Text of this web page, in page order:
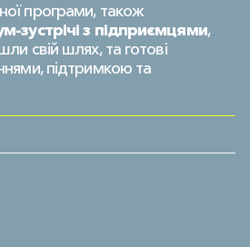
програми, також
зустрічі з підприємцями,
свій шлях, та готові
підтримкою та